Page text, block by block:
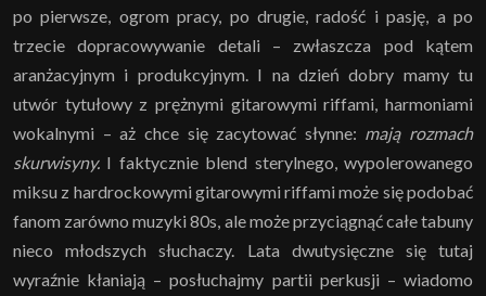
po pierwsze, ogrom pracy, po drugie, radość i pasję, a po
trzecie dopracowywanie detali – zwłaszcza pod kątem
aranżacyjnym i produkcyjnym. I na dzień dobry mamy tu
utwór tytułowy z prężnymi gitarowymi riffami, harmoniami
wokalnymi – aż chce się zacytować słynne: mają rozmach
skurwisyny. I faktycznie blend sterylnego, wypolerowanego
miksu z hardrockowymi gitarowymi riffami może się podobać
fanom zarówno muzyki 80s, ale może przyciągnąć całe tabuny
nieco młodszych słuchaczy. Lata dwutysięczne się tutaj
wyraźnie kłaniają – posłuchajmy partii perkusji – wiadomo